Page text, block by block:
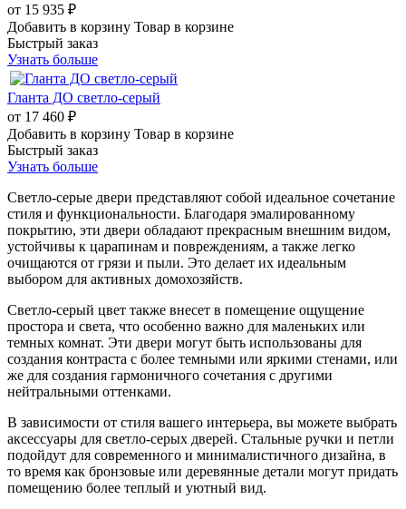
от 15 935 ₽
Добавить в корзину Товар в корзине
Быстрый заказ
Узнать больше
Гланта ДО светло-серый
от 17 460 ₽
Добавить в корзину Товар в корзине
Быстрый заказ
Узнать больше
Светло-серые двери представляют собой идеальное сочетание
стиля и функциональности. Благодаря эмалированному
покрытию, эти двери обладают прекрасным внешним видом,
устойчивы к царапинам и повреждениям, а также легко
очищаются от грязи и пыли. Это делает их идеальным
выбором для активных домохозяйств.
Светло-серый цвет также внесет в помещение ощущение
простора и света, что особенно важно для маленьких или
темных комнат. Эти двери могут быть использованы для
создания контраста с более темными или яркими стенами, или
же для создания гармоничного сочетания с другими
нейтральными оттенками.
В зависимости от стиля вашего интерьера, вы можете выбрать
аксессуары для светло-серых дверей. Стальные ручки и петли
подойдут для современного и минималистичного дизайна, в
то время как бронзовые или деревянные детали могут придать
помещению более теплый и уютный вид.